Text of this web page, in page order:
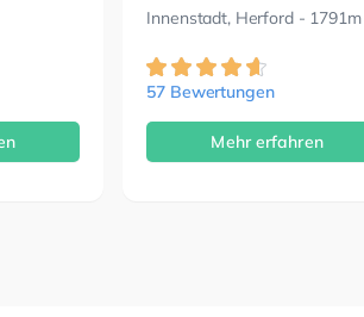
Innenstadt, Herford- 1791m
57 Bewertungen
Mehr erfahren